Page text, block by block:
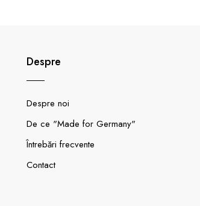
Despre
Despre noi
De ce "Made for Germany"
Întrebări frecvente
Contact